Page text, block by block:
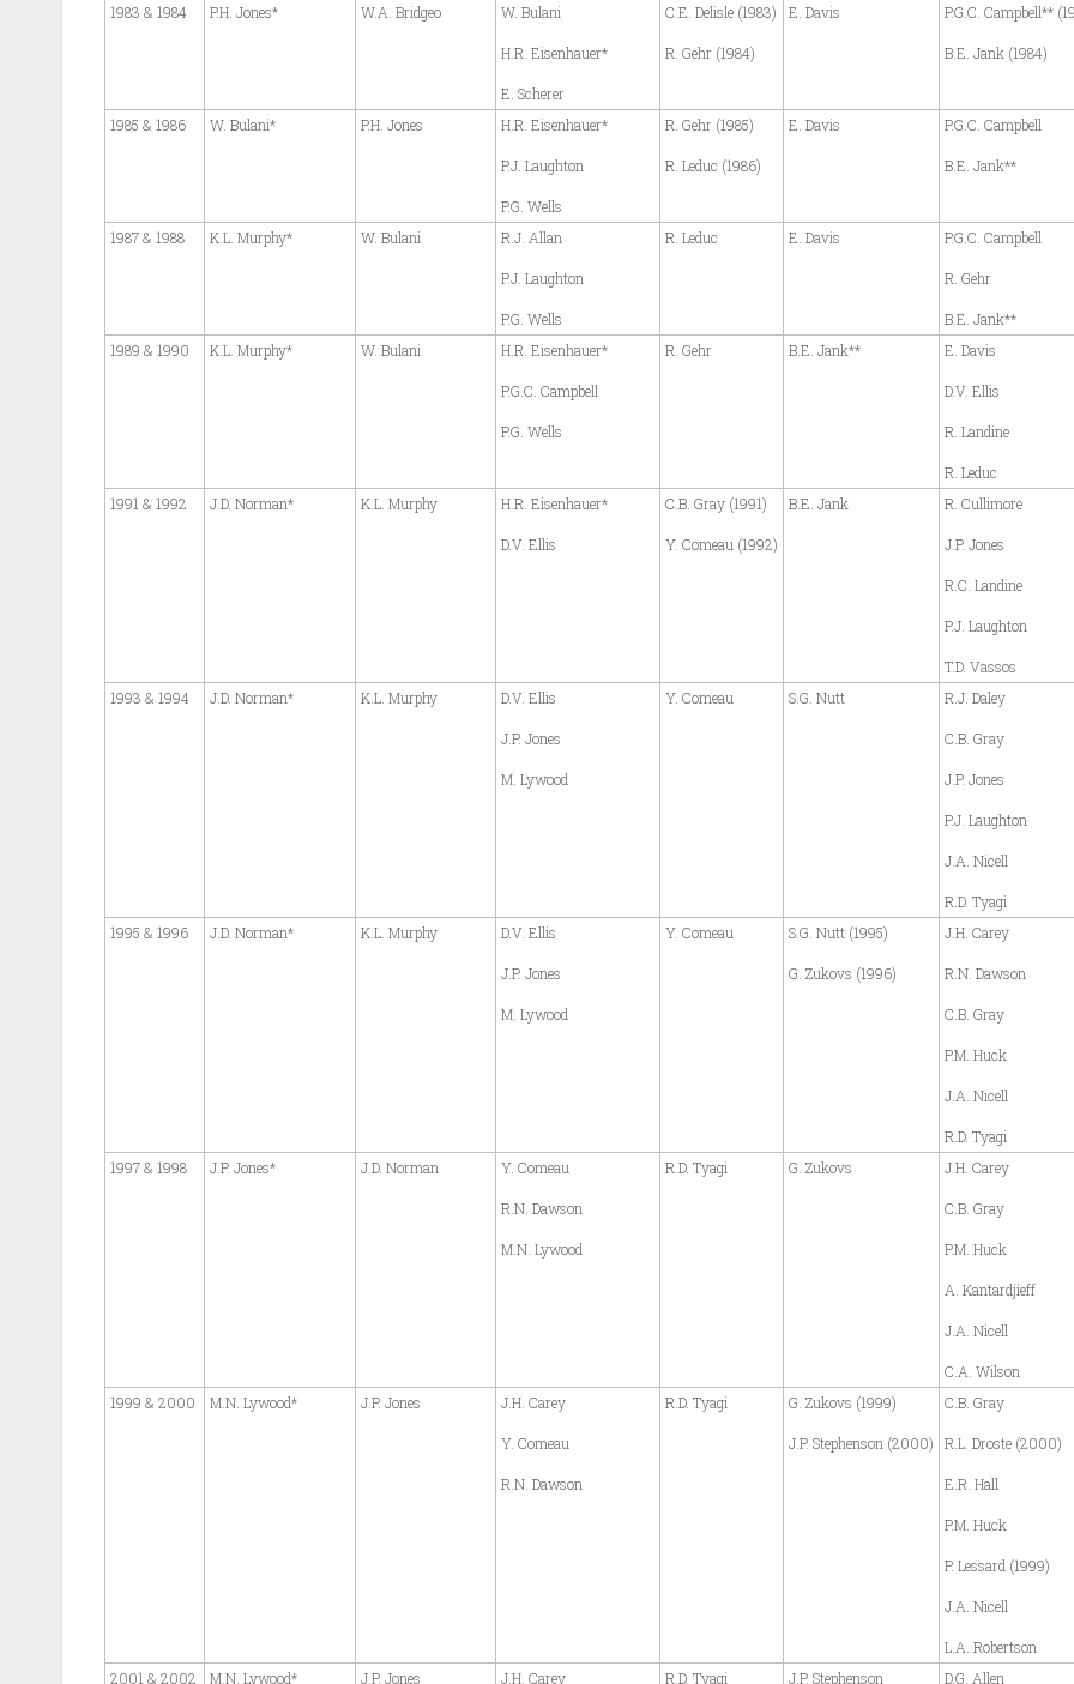
1983 & 1984
P.H. Jones* W.A. Bridgeo W. Bulani
H.R. Eisenhauer*
E. Scherer
C.E. Delisle (1983)
R. Gehr (1984)
E. Davis P.G.C. Campbell**
B.E. Jank (1984)
1985 & 1986 W. Bulani* P.H. Jones H.R. Eisenhauer*
P.J. Laughton
P.G. Wells
R. Gehr (1985)
R. Leduc (1986)
E. Davis P.G.C. Campbell
B.E. Jank**
1987 & 1988 K.L. Murphy* W. Bulani R.J. Allan
P.J. Laughton
P.G. Wells
R. Leduc E. Davis P.G.C. Campbell
R. Gehr
B.E. Jank**
1989 & 1990
K.L. Murphy* W. Bulani H.R. Eisenhauer*
P.G.C. Campbell
P.G. Wells
R. Gehr B.E. Jank** E. Davis
D.V. Ellis
R. Landine
R. Leduc
1991 & 1992
J.D. Norman* K.L. Murphy H.R. Eisenhauer*
D.V. Ellis
C.B. Gray (1991)
Y. Comeau (1992)
B.E. Jank R. Cullimore
J.P. Jones
R.C. Landine
P.J. Laughton
T.D. Vassos
1993 & 1994
J.D. Norman* K.L. Murphy D.V. Ellis
J.P. Jones
M. Lywood
Y. Comeau S.G. Nutt R.J. Daley
C.B. Gray
J.P. Jones
P.J. Laughton
J.A. Nicell
R.D. Tyagi
1995 & 1996
J.D. Norman* K.L. Murphy D.V. Ellis
J.P. Jones
M. Lywood
Y. Comeau S.G. Nutt (1995)
G. Zukovs (1996)
J.H. Carey
R.N. Dawson
C.B. Gray
P.M. Huck
J.A. Nicell
R.D. Tyagi
1997 & 1998
J.P. Jones* J.D. Norman Y. Comeau
R.N. Dawson
M.N. Lywood
R.D. Tyagi G. Zukovs J.H. Carey
C.B. Gray
P.M. Huck
A. Kantardjieff
J.A. Nicell
C.A. Wilson
1999 & 2000
M.N. Lywood* J.P. Jones J.H. Carey
Y. Comeau
R.N. Dawson
R.D. Tyagi G. Zukovs (1999)
J.P. Stephenson (2000)
C.B. Gray
R.L. Droste (2000)
E.R. Hall
P.M. Huck
P. Lessard (1999)
J.A. Nicell
L.A. Robertson
2001 & 2002
M.N. Lywood* J.P. Jones J.H. Carey R.D. Tyagi J.P. Stephenson D.G. Allen